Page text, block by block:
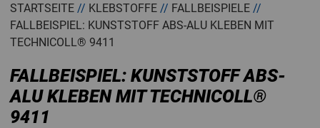
Konto Shift + ALt + A
STARTSEITE // KLEBSTOFFE // FALLBEISPIELE //
FALLBEISPIEL: KUNSTSTOFF ABS-ALU KLEBEN MIT
TECHNICOLL® 9411
FALLBEISPIEL: KUNSTSTOFF ABS-
ALU KLEBEN MIT TECHNICOLL®
9411